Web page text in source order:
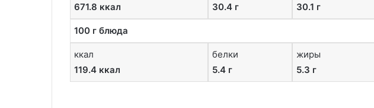
671.8 ккал
30.4 г
30.1 г
100 г блюда
ккал
119.4 ккал
белки
5.4 г
жиры
5.3 г